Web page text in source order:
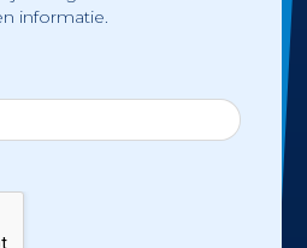
informatie.